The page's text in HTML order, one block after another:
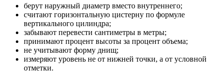
берут наружный диаметр вместо внутреннего;
считают горизонтальную цистерну по формуле
вертикального цилиндра;
забывают перевести сантиметры в метры;
принимают процент высоты за процент объема;
не учитывают форму днищ;
измеряют уровень не от нижней точки, а от условной
отметки.